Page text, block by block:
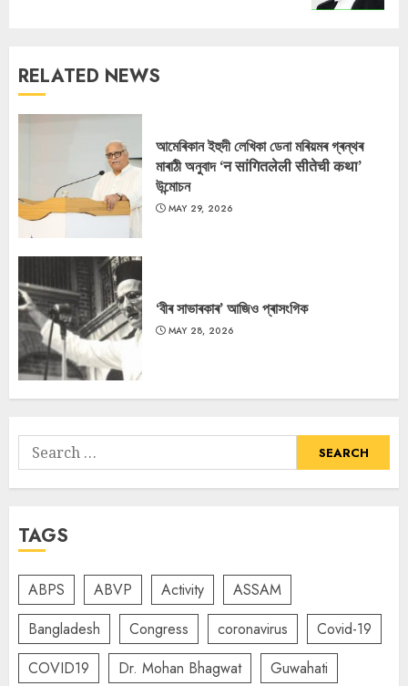
RELATED NEWS
আমেৰিকান ইহুদী লেখিকা ডেনা মৰিয়মৰ গ্ৰন্থৰ
মাৰাঠী অনুবাদ ‘न सांगितलेली सीतेची कथा’
উন্মোচন
MAY 29, 2026
‘বীৰ সাভাৰকাৰ’ আজিও প্ৰাসংগিক
MAY 28, 2026
Search
for:
TAGS
ABPS ABVP Activity
ASSAM
Bangladesh
Congress coronavirus
Covid-19
COVID19
Dr. Mohan Bhagwat
Guwahati